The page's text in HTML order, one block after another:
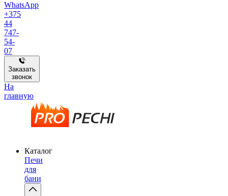
WhatsApp
+375
44
747-
54-
07
Заказать
звонок
На
главную
Каталог
Печи
для
бани